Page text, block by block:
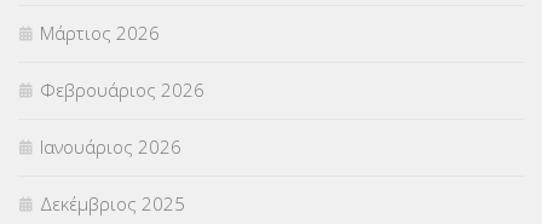
ΣΤΕΛΕΧΗ (360)
ΣΥΜΒΟΥΛΕΥΤΙΚΟΣ ΣΤΑΘΜΟΣ ΝΕΩΝ
ΣΥΝΤΑΞΕΙΣ(12)
ΣΧΟΛΙΚΟΙ ΣΥΜΒΟΥΛΟΙ
Μάρτιος 2026
Φεβρουάριος 2026
Ιανουάριος 2026
Δεκέμβριος 2025